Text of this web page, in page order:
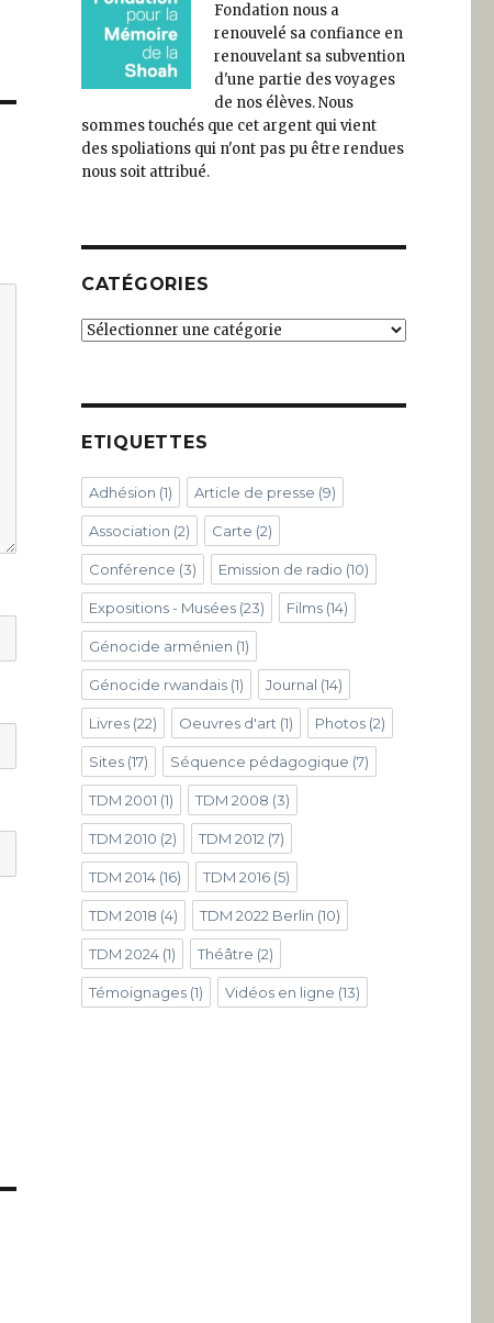
Fondation nous a
renouvelé sa confiance en
renouvelant sa subvention
d'une partie des voyages
de nos élèves. Nous
sommes touchés que cet argent qui vient
des spoliations qui n'ont pas pu être rendues
nous soit attribué.
CATÉGORIES
Catégories
ETIQUETTES
Adhésion (1) Article de presse (9)
Association (2) Carte (2)
Conférence (3) Emission de radio (10)
Expositions - Musées(23) Films(14)
Génocide arménien (1)
Génocide rwandais(1) Journal (14)
Livres(22) Oeuvres d'art (1) Photos(2)
Sites(17) Séquence pédagogique (7)
TDM 2001 (1) TDM 2008 (3)
TDM 2010 (2) TDM 2012 (7)
TDM 2014(16) TDM 2016(5)
TDM 2018 (4) TDM 2022 Berlin (10)
TDM 2024(1) Théâtre (2)
Témoignages(1) Vidéos en ligne (13)